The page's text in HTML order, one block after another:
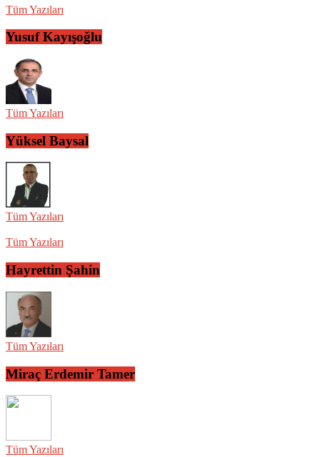
Tüm Yazıları
Yusuf Kayışoğlu
Tüm Yazıları
Yüksel Baysal
Tüm Yazıları
Tüm Yazıları
Hayrettin Şahin
Tüm Yazıları
Miraç Erdemir Tamer
Tüm Yazıları